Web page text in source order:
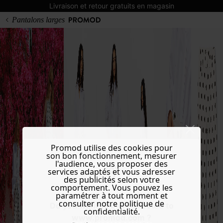
Livraison et retour gratuits en magasin
Do you want to be redirected to
www.promod.com ?
Pantalons larges
Promod utilise des cookies pour
son bon fonctionnement, mesurer
l'audience, vous proposer des
services adaptés et vous adresser
des publicités selon votre
comportement. Vous pouvez les
paramétrer à tout moment et
consulter notre politique de
confidentialité.